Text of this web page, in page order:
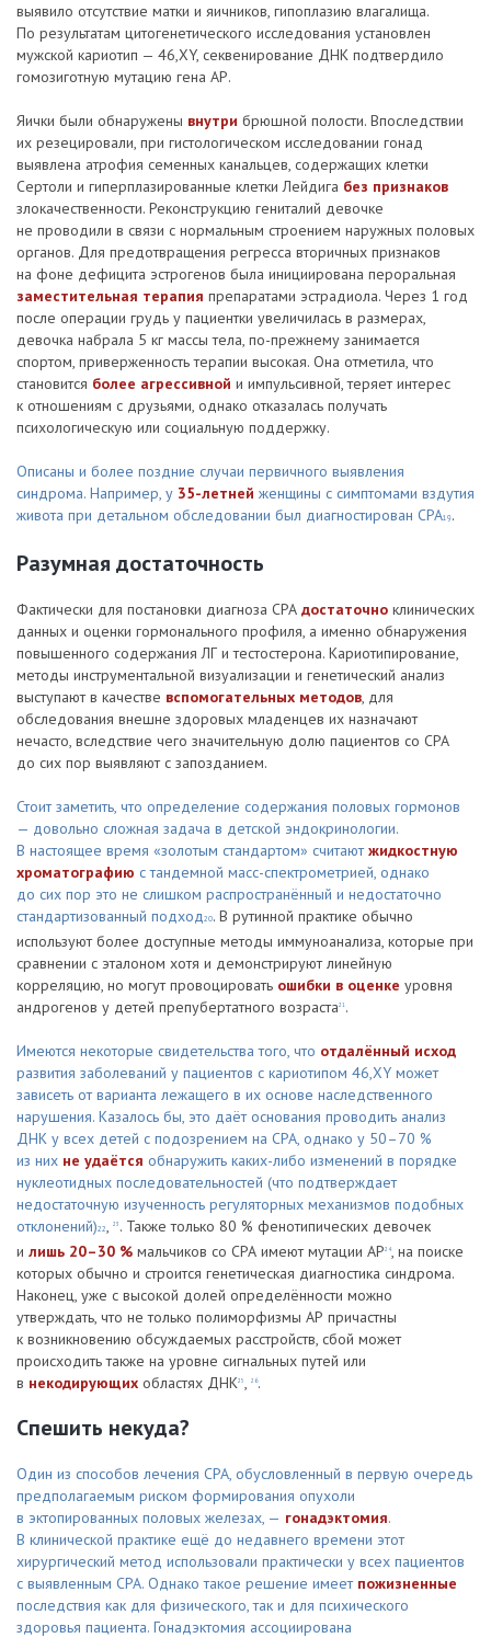
выявило отсутствие матки и яичников, гипоплазию влагалища.
По результатам цитогенетического исследования установлен
мужской кариотип — 46,XY, секвенирование ДНК подтвердило
гомозиготную мутацию гена АР.
Яички были обнаружены внутри брюшной полости. Впоследствии
их резецировали, при гистологическом исследовании гонад
выявлена атрофия семенных канальцев, содержащих клетки
Сертоли и гиперплазированные клетки Лейдига без признаков
злокачественности. Реконструкцию гениталий девочке
не проводили в связи с нормальным строением наружных половых
органов. Для предотвращения регресса вторичных признаков
на фоне дефицита эстрогенов была инициирована пероральная
заместительная терапия препаратами эстрадиола. Через 1 год
после операции грудь у пациентки увеличилась в размерах,
девочка набрала 5 кг массы тела, по-прежнему занимается
спортом, приверженность терапии высокая. Она отметила, что
становится более агрессивной и импульсивной, теряет интерес
к отношениям с друзьями, однако отказалась получать
психологическую или социальную поддержку.
Описаны и более поздние случаи первичного выявления
синдрома. Например, у 35-летней женщины с симптомами вздутия
живота при детальном обследовании был диагностирован СРА19.
Разумная достаточность
Фактически для постановки диагноза СРА достаточно клинических
данных и оценки гормонального профиля, а именно обнаружения
повышенного содержания ЛГ и тестостерона. Карио­типирование,
методы инструментальной визуализации и генетический анализ
выступают в качестве вспомогательных методов, для
обследования внешне здоровых младенцев их назначают
нечасто, вследствие чего значительную долю пациентов со СРА
до сих пор выявляют с запозданием.
Стоит заметить, что определение содержания половых гормонов
— довольно сложная задача в детской эндокринологии.
В настоящее время «золотым стандартом» считаютжидкостную
хроматографию с тандемной масс-спектрометрией, однако
до сих пор это не слишком распространённый и недостаточно
стандартизованный подход20. В рутинной практике обычно
используют более доступные методы иммуноанализа, которые при
сравнении с эталоном хотя и демонстрируют линейную
корреляцию, но могут провоцировать ошибки в оценке уровня
андрогенов у детей препубертатного возраста21 .
Имеются некоторые свидетельства того, что отдалённый исход
развития заболеваний у пациентов с кариотипом 46,XY может
зависеть от варианта лежащего в их основе наследственного
нарушения. Казалось бы, это даёт основания проводить анализ
ДНК у всех детей с подозрением на СРА, однако у 50–70 %
из них не удаётся обнаружить каких-либо изменений в порядке
нуклеотидных последовательностей (что подтверждает
недостаточную изученность регуляторных механизмов подобных
отклонений)22, 23 . Также только 80 % фенотипических девочек
и лишь 20–30 % мальчиков со СРА имеют мутации АР24, на поиске
которых обычно и строится генетическая диагностика синдрома.
Наконец, уже с высокой долей определённости можно
утверждать, что не только полиморфизмы АР причастны
к возникновению обсуждаемых расстройств, сбой может
происходить также на уровне сигнальных путей или
в некодирующих областях ДНК25, 26.
Спешить некуда?
Один из способов лечения СРА, обу­словленный в первую очередь
предполагаемым риском формирования опухоли
в эктопированных половых железах, — гонадэктомия.
В клинической практике ещё до недавнего времени этот
хирургический метод использовали практически у всех пациентов
с выявленным СРА. Однако такое решение имеет пожизненные
последствия как для физического, так и для психического
здоровья пациента. Гонадэктомия ассоциирована